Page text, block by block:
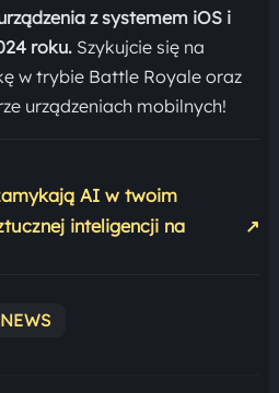
z systemem iOS i
roku.Szykujcie się na
w trybie Battle Royale oraz
urządzeniach mobilnych!
AI w twoim
inteligencji na
↗